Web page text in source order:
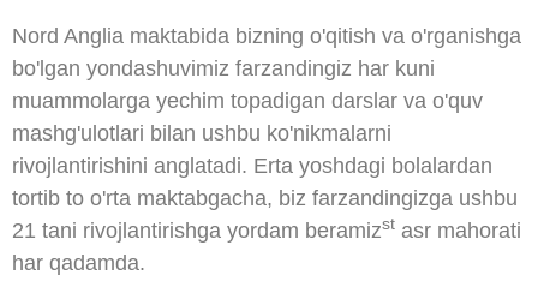
Nord Anglia maktabida bizning o'qitish va o'rganishga
bo'lgan yondashuvimiz farzandingiz har kuni
muammolarga yechim topadigan darslar va o'quv
mashg'ulotlari bilan ushbu ko'nikmalarni
rivojlantirishini anglatadi. Erta yoshdagi bolalardan
tortib to o'rta maktabgacha, biz farzandingizga ushbu
21 tani rivojlantirishga yordam beramizst asr mahorati
har qadamda.